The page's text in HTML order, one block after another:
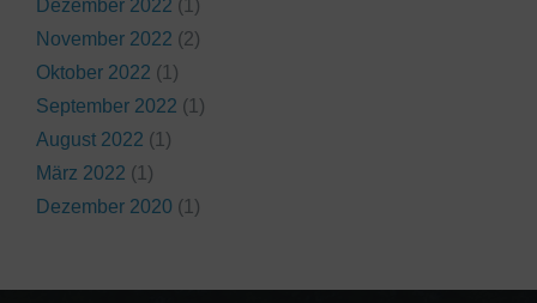
Dezember 2022 (1)
November 2022 (2)
Oktober 2022 (1)
September 2022 (1)
August 2022 (1)
März 2022 (1)
Dezember 2020 (1)